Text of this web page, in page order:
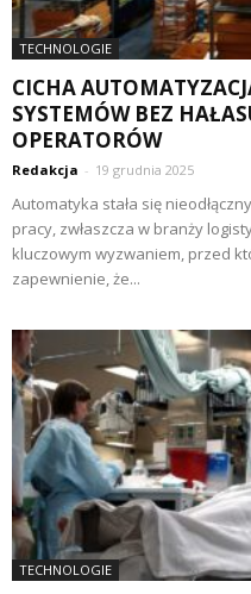
TECHNOLOGIE
CICHA
SYSTEMÓW BEZ
OPERATORÓW
Redakcja - 19 grudnia 2025
Automatyka stała się
pracy, zwłaszcza w branży
kluczowym wyzwaniem, przed
zapewnienie, że...
TECHNOLOGIE